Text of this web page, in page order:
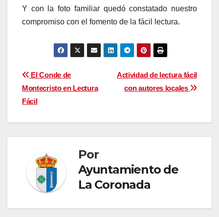
Y con la foto familiar quedó constatado nuestro
compromiso con el fomento de la fácil lectura.
Navegación
de
entradas
Actividad de lectura fácil
con autores locales
El Conde de
Montecristo en Lectura
Fácil
Por
Ayuntamiento de
La Coronada